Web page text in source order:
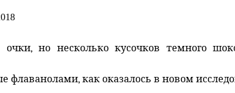
но несколько кусочков темного
флаванолами, как оказалось в новом